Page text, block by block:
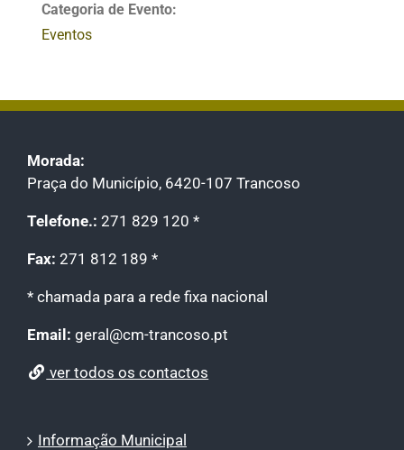
Categoria de Evento:
Eventos
Morada:
Praça do Município, 6420-107 Trancoso
Telefone.: 271 829 120 *
Fax: 271 812 189 *
* chamada para a rede fixa nacional
Email: geral@cm-trancoso.pt
ver todos os contactos
Informação Municipal